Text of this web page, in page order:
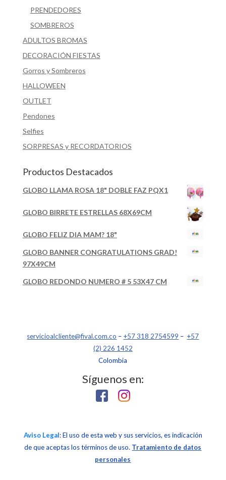
PRENDEDORES
SOMBREROS
ADULTOS BROMAS
DECORACIÓN FIESTAS
Gorros y Sombreros
HALLOWEEN
OUTLET
Pendones
Selfies
SORPRESAS y RECORDATORIOS
Productos Destacados
GLOBO LLAMA ROSA 18" DOBLE FAZ PQX1
GLOBO BIRRETE ESTRELLAS 68X69CM
GLOBO FELIZ DIA MAM? 18"
GLOBO BANNER CONGRATULATIONS GRAD!
97X49CM
GLOBO REDONDO NUMERO # 5 53X47 CM
servicioalcliente@fival.com.co – +57 318 2754599 – +57
(2) 226 1452
Colombia
Síguenos en:
Aviso Legal: El uso de esta web y sus servicios, es indicación
de que aceptas los términos de uso. Tratamiento de datos
personales